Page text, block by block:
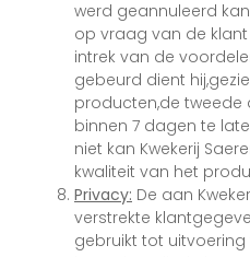
werd geannuleerd
op vraag van de klant
intrek van de
gebeurd dient
producten,de tweede
binnen 7 dagen te
niet kan Kwekerij
kwaliteit van het
Privacy: De aan
verstrekte
gebruikt tot uitvoering